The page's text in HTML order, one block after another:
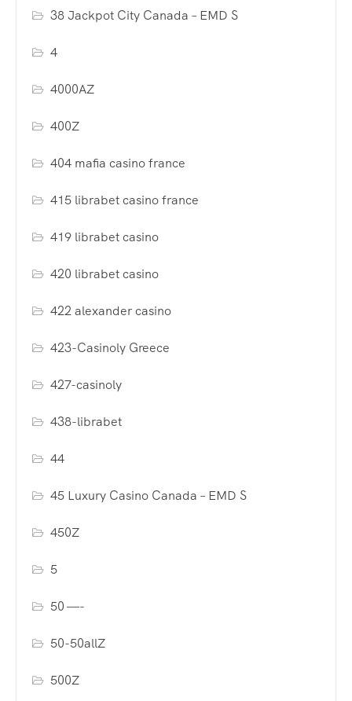
38 Jackpot City Canada – EMD S
4
4000AZ
400Z
404 mafia casino france
415 librabet casino france
419 librabet casino
420 librabet casino
422 alexander casino
423-Casinoly Greece
427-casinoly
438-librabet
44
45 Luxury Casino Canada – EMD S
450Z
5
50 —-
50-50allZ
500Z